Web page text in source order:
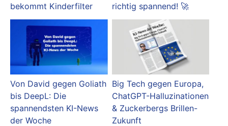
bekommt Kinderfilter
richtig spannend! 🚀
Von David gegen Goliath
bis DeepL: Die
spannendsten KI-News
der Woche
Big Tech gegen Europa,
ChatGPT-Halluzinationen
& Zuckerbergs Brillen-
Zukunft